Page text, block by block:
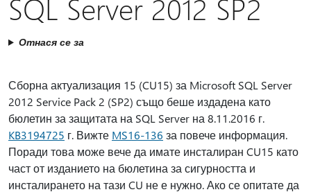
SQL Server 2012 SP2
Отнася се за
Сборна актуализация 15 (CU15) за Microsoft SQL Server
2012 Service Pack 2 (SP2) също беше издадена като
бюлетин за защитата на SQL Server на 8.11.2016 г.
KB3194725 г. Вижте MS16-136 за повече информация.
Поради това може вече да имате инсталиран CU15 като
част от изданието на бюлетина за сигурността и
инсталирането на тази CU не е нужно. Ако се опитате да